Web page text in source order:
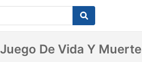
Juego De Vida Y Muerte